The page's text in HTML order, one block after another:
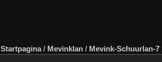
Startpagina/ Mevinklan / Mevink-Schuurlan-7